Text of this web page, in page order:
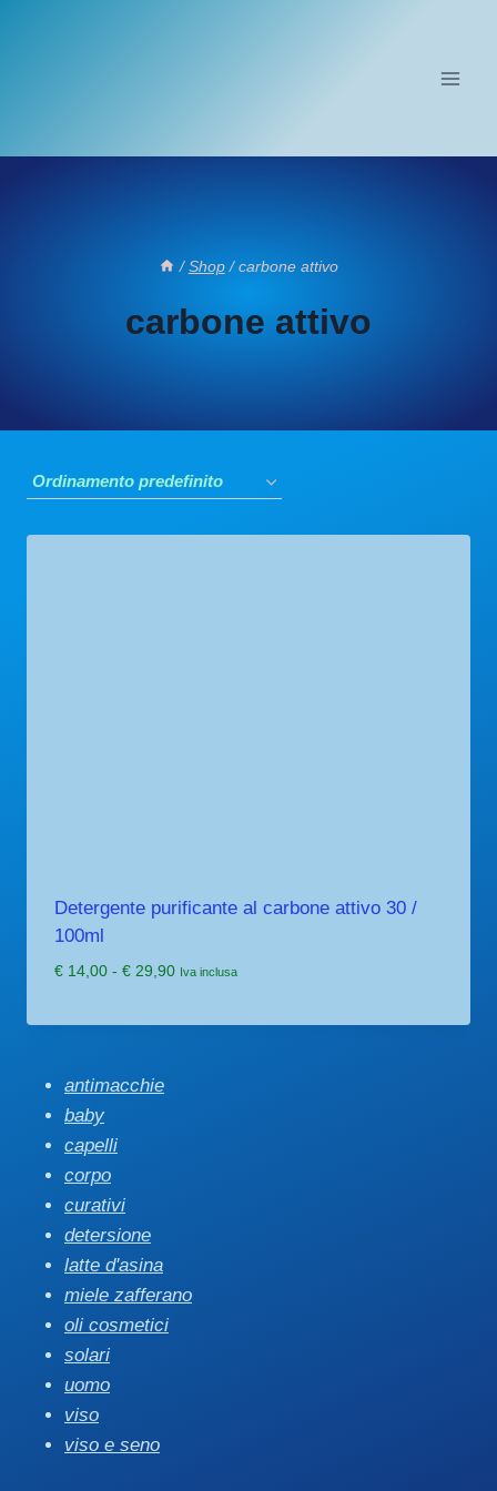
/ Shop / carbone attivo
carbone attivo
Detergente purificante al carbone attivo 30 /
100ml
€14,00 - €29,90Fascia
Iva inclusa
antimacchie
baby
capelli
corpo
curativi
detersione
latte d'asina
miele zafferano
oli cosmetici
solari
uomo
viso
viso e seno